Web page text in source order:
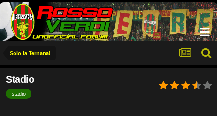
Solo la Ternana!
Stadio
stadio